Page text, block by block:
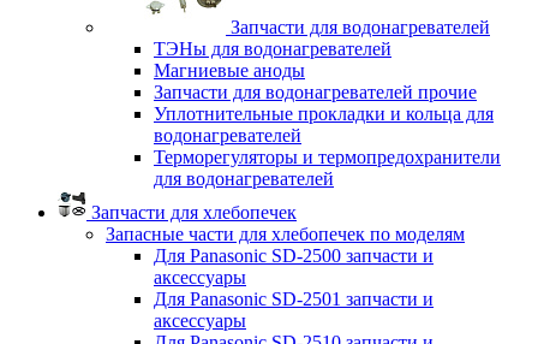
Запчасти для водонагревателей
ТЭНы для водонагревателей
Магниевые аноды
Запчасти для водонагревателей прочие
Уплотнительные прокладки и кольца для
водонагревателей
Терморегуляторы и термопредохранители
для водонагревателей
Запчасти для хлебопечек
Запасные части для хлебопечек по моделям
Для Panasonic SD-2500 запчасти и
аксессуары
Для Panasonic SD-2501 запчасти и
аксессуары